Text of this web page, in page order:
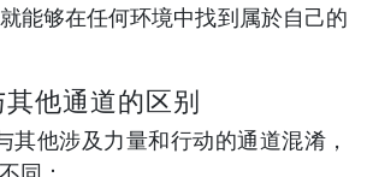
能够在任何环境中找到属於自己的
他通道的区别
其他涉及力量和行动的通道混淆，